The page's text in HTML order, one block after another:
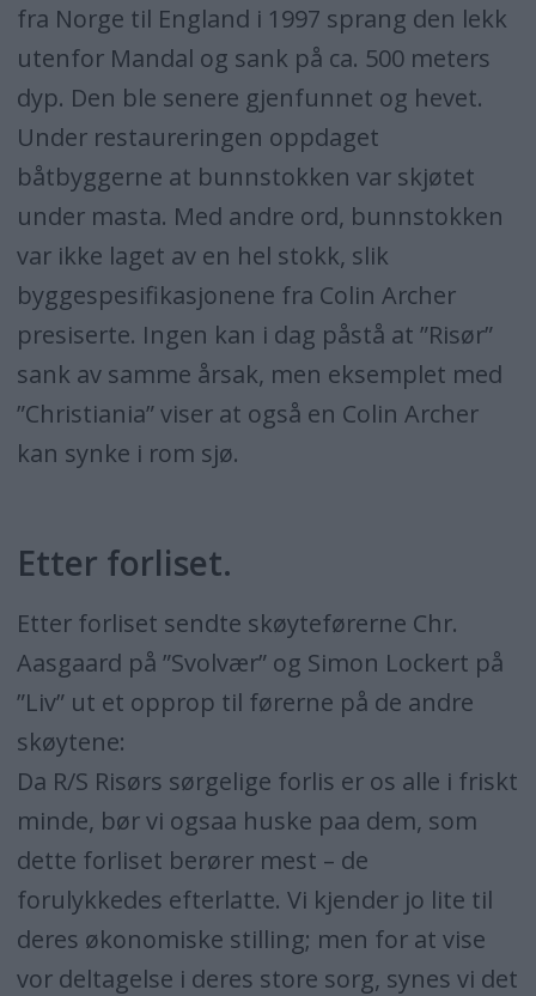
fra Norge til England i 1997 sprang den lekk
utenfor Mandal og sank på ca. 500 meters
dyp. Den ble senere gjenfunnet og hevet.
Under restaureringen oppdaget
båtbyggerne at bunnstokken var skjøtet
under masta. Med andre ord, bunnstokken
var ikke laget av en hel stokk, slik
byggespesifikasjonene fra Colin Archer
presiserte. Ingen kan i dag påstå at ”Risør”
sank av samme årsak, men eksemplet med
”Christiania” viser at også en Colin Archer
kan synke i rom sjø.
Etter forliset.
Etter forliset sendte skøyteførerne Chr.
Aasgaard på ”Svolvær” og Simon Lockert på
”Liv” ut et opprop til førerne på de andre
skøytene:
Da R/S Risørs sørgelige forlis er os alle i friskt
minde, bør vi ogsaa huske paa dem, som
dette forliset berører mest – de
forulykkedes efterlatte. Vi kjender jo lite til
deres økonomiske stilling; men for at vise
vor deltagelse i deres store sorg, synes vi det